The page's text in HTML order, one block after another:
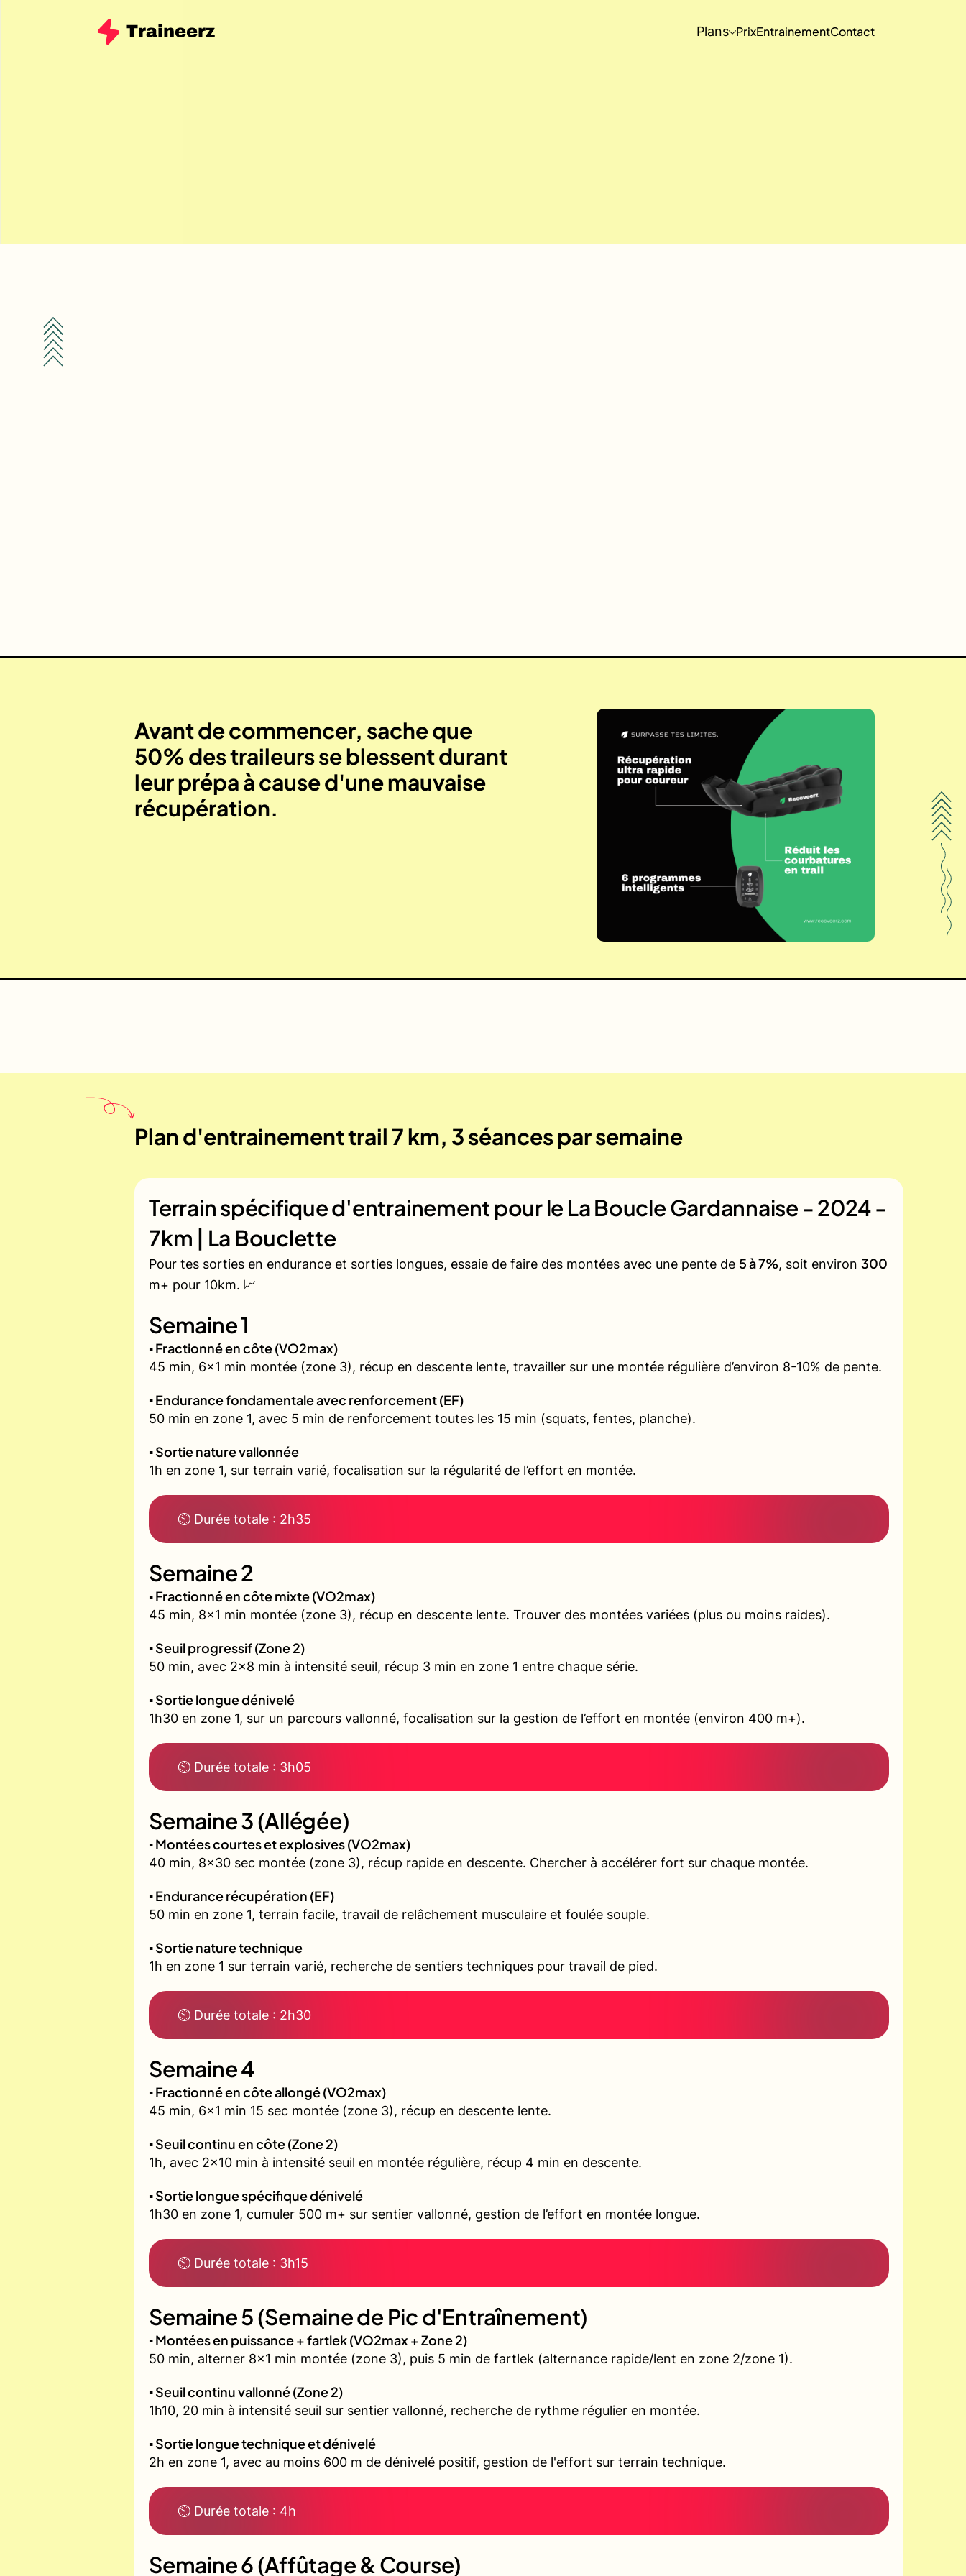
Plans PrixEntrainementContact
Avant de commencer, sache que
50% des traileurs se blessent durant
leur prépa à cause d'une mauvaise
récupération.
Plan d'entrainement trail 7 km, 3 séances par semaine
Terrain spécifique d'entrainement pour le La Boucle Gardannaise - 2024 -
7km | La Bouclette
Pour tes sorties en endurance et sorties longues, essaie de faire des montées avec une pente de 5 à 7%, soit environ 300
m+ pour 10km. 📈
Semaine 1
▪️ Fractionné en côte (VO2max)
45 min, 6x1 min montée (zone 3), récup en descente lente, travailler sur une montée régulière d’environ 8-10% de pente.
▪️ Endurance fondamentale avec renforcement (EF)
50 min en zone 1, avec 5 min de renforcement toutes les 15 min (squats, fentes, planche).
▪️ Sortie nature vallonnée
1h en zone 1, sur terrain varié, focalisation sur la régularité de l’effort en montée.
⏲ Durée totale : 2h35
Semaine 2
▪️ Fractionné en côte mixte (VO2max)
45 min, 8x1 min montée (zone 3), récup en descente lente. Trouver des montées variées (plus ou moins raides).
▪️ Seuil progressif (Zone 2)
50 min, avec 2x8 min à intensité seuil, récup 3 min en zone 1 entre chaque série.
▪️ Sortie longue dénivelé
1h30 en zone 1, sur un parcours vallonné, focalisation sur la gestion de l’effort en montée (environ 400 m+).
⏲ Durée totale : 3h05
Semaine 3 (Allégée)
▪️ Montées courtes et explosives (VO2max)
40 min, 8x30 sec montée (zone 3), récup rapide en descente. Chercher à accélérer fort sur chaque montée.
▪️ Endurance récupération (EF)
50 min en zone 1, terrain facile, travail de relâchement musculaire et foulée souple.
▪️ Sortie nature technique
1h en zone 1 sur terrain varié, recherche de sentiers techniques pour travail de pied.
⏲ Durée totale : 2h30
Semaine 4
▪️ Fractionné en côte allongé (VO2max)
45 min, 6x1 min 15 sec montée (zone 3), récup en descente lente.
▪️ Seuil continu en côte (Zone 2)
1h, avec 2x10 min à intensité seuil en montée régulière, récup 4 min en descente.
▪️ Sortie longue spécifique dénivelé
1h30 en zone 1, cumuler 500 m+ sur sentier vallonné, gestion de l’effort en montée longue.
⏲ Durée totale : 3h15
Semaine 5 (Semaine de Pic d'Entraînement)
▪️ Montées en puissance + fartlek (VO2max + Zone 2)
50 min, alterner 8x1 min montée (zone 3), puis 5 min de fartlek (alternance rapide/lent en zone 2/zone 1).
▪️ Seuil continu vallonné (Zone 2)
1h10, 20 min à intensité seuil sur sentier vallonné, recherche de rythme régulier en montée.
▪️ Sortie longue technique et dénivelé
2h en zone 1, avec au moins 600 m de dénivelé positif, gestion de l'effort sur terrain technique.
⏲ Durée totale : 4h
Semaine 6 (Affûtage & Course)